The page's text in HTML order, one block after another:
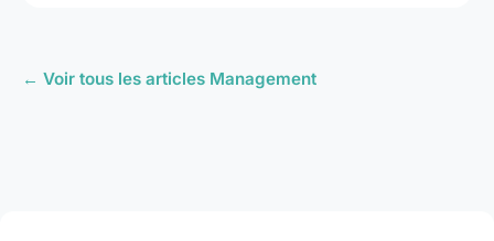
← Voir tous les articles Management